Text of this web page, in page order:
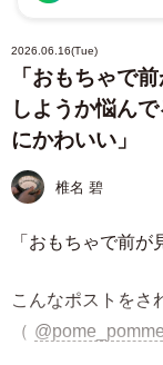
2026.06.16(Tue)
「おもちゃで
しようか悩ん
にかわいい」
椎名 碧
「おもちゃで前が
こんなポストをさ
（